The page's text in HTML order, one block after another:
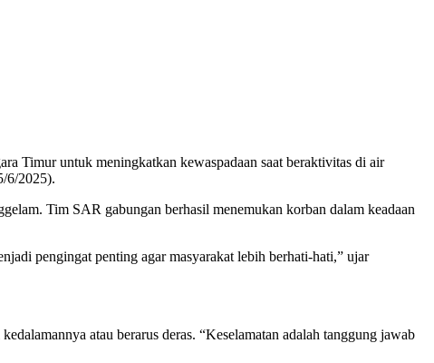
Timur untuk meningkatkan kewaspadaan saat beraktivitas di air
6/2025).
Tim SAR gabungan berhasil menemukan korban dalam keadaan
pengingat penting agar masyarakat lebih berhati-hati,” ujar
atau berarus deras. “Keselamatan adalah tanggung jawab